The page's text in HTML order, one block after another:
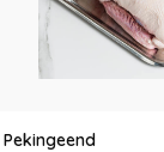
Pekingeend